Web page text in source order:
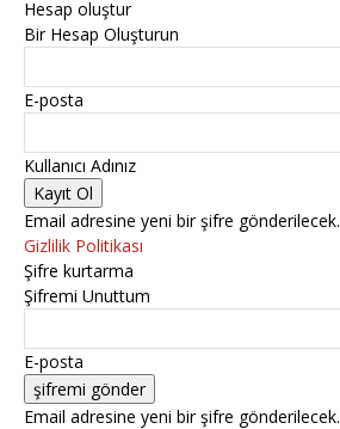
Hesap oluştur
Bir Hesap Oluşturun
E-posta
Kullanıcı Adınız
Email adresine yeni bir şifre gönderilecek.
Gizlilik Politikası
Şifre kurtarma
Şifremi Unuttum
E-posta
Email adresine yeni bir şifre gönderilecek.